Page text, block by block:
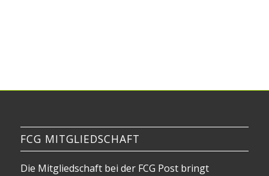
FCG MITGLIEDSCHAFT
Die Mitgliedschaft bei der FCG Post bringt